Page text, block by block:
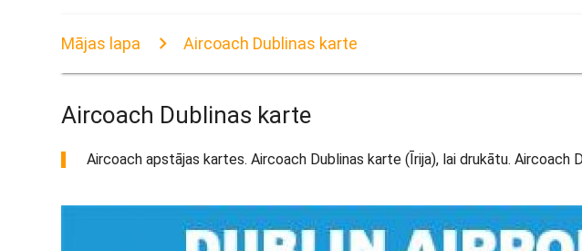
Mājas lapa Aircoach Dublinas karte
Aircoach Dublinas karte
Aircoach apstājas kartes. Aircoach Dublinas karte (Īrija), lai drukātu. Aircoach